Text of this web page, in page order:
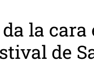
la cara
de